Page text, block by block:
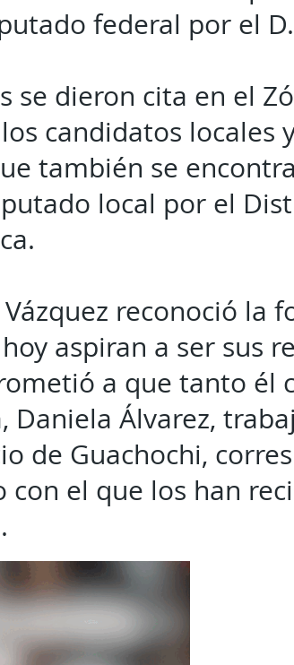
federal por el
se dieron cita en el
candidatos locales
también se
local por el
reconoció la
aspiran a ser sus
a que tanto él
Álvarez,
de Guachochi,
con el que los han